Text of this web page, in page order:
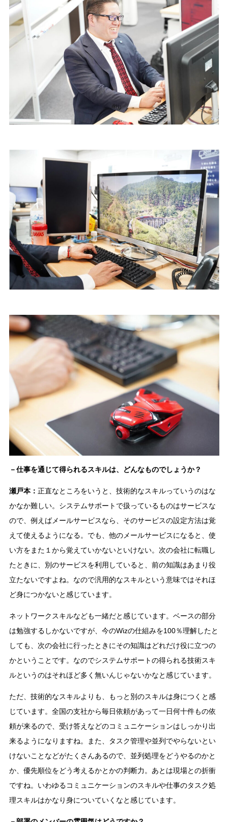
－仕事を通じて得られるスキルは、どんなものでしょうか？
瀬戸本： 正直なところをいうと、技術的なスキルっていうのはな
かなか難しい。システムサポートで扱っているものはサービスな
ので、例えばメールサービスなら、そのサービスの設定方法は覚
えて使えるようになる。でも、他のメールサービスになると、使
い方をまた１から覚えていかないといけない。次の会社に転職し
たときに、別のサービスを利用していると、前の知識はあまり役
立たないですよね。なので汎用的なスキルという意味ではそれほ
ど身につかないと感じています。
ネットワークスキルなども一緒だと感じています。ベースの部分
は勉強するしかないですが、今のWizの仕組みを100％理解したと
しても、次の会社に行ったときにその知識はどれだけ役に立つの
かということです。なのでシステムサポートの得られる技術スキ
ルというのはそれほど多く無いんじゃないかなと感じています。
ただ、技術的なスキルよりも、もっと別のスキルは身につくと感
じています。全国の支社から毎日依頼があって一日何十件もの依
頼が来るので、受け答えなどのコミュニケーションはしっかり出
来るようになりますね。また、タスク管理や並列でやらないとい
けないことなどがたくさんあるので、並列処理をどうやるのかと
か、優先順位をどう考えるかとかの判断力。あとは現場との折衝
ですね。いわゆるコミュニケーションのスキルや仕事のタスク処
理スキルはかなり身についていくなと感じています。